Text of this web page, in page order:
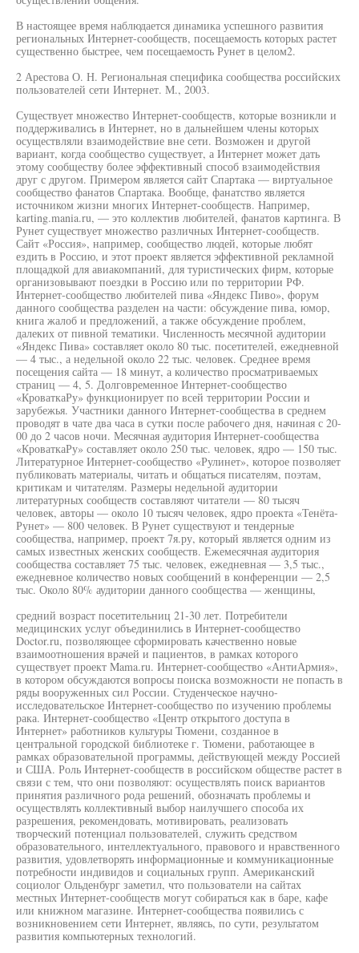
В настоящее время наблюдается динамика успешного развития
региональных Интернет-сообществ, посещаемость которых растет
существенно быстрее, чем посещаемость Рунет в целом2.
2 Арестова О. Н. Региональная специфика сообщества российских
пользователей сети Интернет. М., 2003.
Существует множество Интернет-сообществ, которые возникли и
поддерживались в Интернет, но в дальнейшем члены которых
осуществляли взаимодействие вне сети. Возможен и другой
вариант, когда сообщество существует, а Интернет может дать
этому сообществу более эффективный способ взаимодействия
друг с другом. Примером является сайт Спартака — виртуальное
сообщество фанатов Спартака. Вообще, фанатство является
источником жизни многих Интернет-сообществ. Например,
karting.mania.ru, — это коллектив любителей, фанатов картинга. В
Рунет существует множество различных Интернет-сообществ.
Сайт «Россия», например, сообщество людей, которые любят
ездить в Россию, и этот проект является эффективной рекламной
площадкой для авиакомпаний, для туристических фирм, которые
организовывают поездки в Россию или по территории РФ.
Интернет-сообщество любителей пива «Яндекс Пиво», форум
данного сообщества разделен на части: обсуждение пива, юмор,
книга жалоб и предложений, а также обсуждение проблем,
далеких от пивной тематики. Численность месячной аудитории
«Яндекс Пива» составляет около 80 тыс. посетителей, ежедневной
— 4 тыс., а недельной около 22 тыс. человек. Среднее время
посещения сайта — 18 минут, а количество просматриваемых
страниц — 4, 5. Долговременное Интернет-сообщество
«КроваткаРу» функционирует по всей территории России и
зарубежья. Участники данного Интернет-сообщества в среднем
проводят в чате два часа в сутки после рабочего дня, начиная с 20-
00 до 2 часов ночи. Месячная аудитория Интернет-сообщества
«КроваткаРу» составляет около 250 тыс. человек, ядро — 150 тыс.
Литературное Интернет-сообщество «Рулинет», которое позволяет
публиковать материалы, читать и общаться писателям, поэтам,
критикам и читателям. Размеры недельной аудитории
литературных сообществ составляют читатели — 80 тысяч
человек, авторы — около 10 тысяч человек, ядро проекта «Тенёта-
Рунет» — 800 человек. В Рунет существуют и тендерные
сообщества, например, проект 7я.ру, который является одним из
самых известных женских сообществ. Ежемесячная аудитория
сообщества составляет 75 тыс. человек, ежедневная — 3,5 тыс.,
ежедневное количество новых сообщений в конференции — 2,5
тыс. Около 80% аудитории данного сообщества — женщины,
средний возраст посетительниц 21-30 лет. Потребители
медицинских услуг объединились в Интернет-сообщество
Doctor.ru, позволяющее сформировать качественно новые
взаимоотношения врачей и пациентов, в рамках которого
существует проект Mama.ru. Интернет-сообщество «АнтиАрмия»,
в котором обсуждаются вопросы поиска возможности не попасть в
ряды вооруженных сил России. Студенческое научно-
исследовательское Интернет-сообщество по изучению проблемы
рака. Интернет-сообщество «Центр открытого доступа в
Интернет» работников культуры Тюмени, созданное в
центральной городской библиотеке г. Тюмени, работающее в
рамках образовательной программы, действующей между Россией
и США. Роль Интернет-сообществ в российском обществе растет в
связи с тем, что они позволяют: осуществлять поиск вариантов
принятия различного рода решений, обозначать проблемы и
осуществлять коллективный выбор наилучшего способа их
разрешения, рекомендовать, мотивировать, реализовать
творческий потенциал пользователей, служить средством
образовательного, интеллектуального, правового и нравственного
развития, удовлетворять информационные и коммуникационные
потребности индивидов и социальных групп. Американский
социолог Ольденбург заметил, что пользователи на сайтах
местных Интернет-сообществ могут собираться как в баре, кафе
или книжном магазине. Интернет-сообщества появились с
возникновением сети Интернет, являясь, по сути, результатом
развития компьютерных технологий.